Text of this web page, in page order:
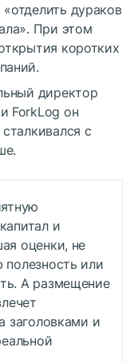
дураков
При этом
коротких
директор
ForkLog он
с
и
оценки, не
или
A размещение
заголовками и